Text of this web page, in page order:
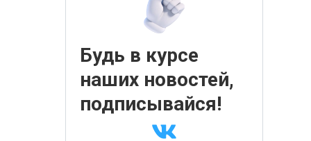
Будь в курсе
наших новостей,
подписывайся!